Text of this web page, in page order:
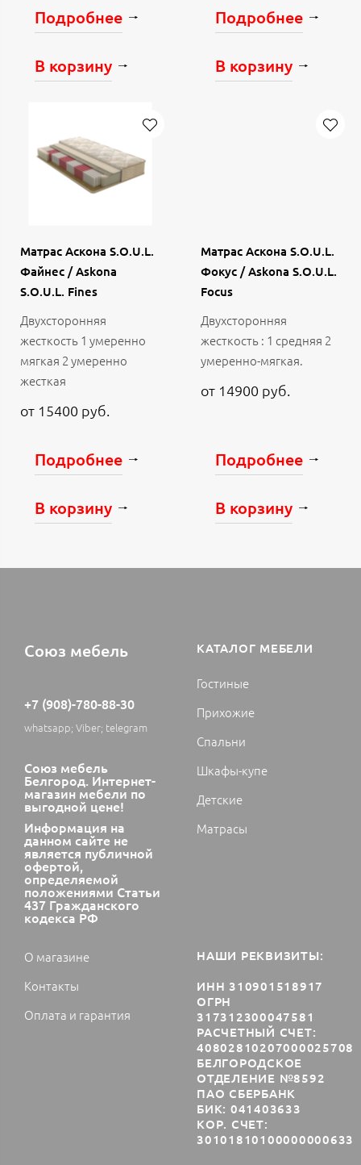
Подробнее
В корзину
Подробнее
В корзину
Матрас Аскона S.O.U.L.
Файнес / Askona
S.O.U.L. Fines
Двухсторонняя
жесткость 1 умеренно
мягкая 2 умеренно
жесткая
от 15400 руб.
Подробнее
В корзину
Матрас Аскона S.O.U.L.
Фокус / Askona S.O.U.L.
Focus
Двухсторонняя
жесткость : 1 средняя 2
умеренно-мягкая.
от 14900 руб.
Подробнее
В корзину
Союз мебель
+7 (908)-780-88-30
whatsapp; Viber; telegram
Союз мебель
Белгород. Интернет-
магазин мебели по
выгодной цене!
Информация на
данном сайте не
является публичной
офертой,
определяемой
положениями Статьи
437 Гражданского
кодекса РФ
КАТАЛОГ МЕБЕЛИ
Гостиные
Прихожие
Спальни
Шкафы-купе
Детские
Матрасы
О магазине
Контакты
Оплата и гарантия
НАШИ РЕКВИЗИТЫ:
ИНН 310901518917
ОГРН
317312300047581
РАСЧЕТНЫЙ СЧЕТ:
40802810207000025708
БЕЛГОРОДСКОЕ
ОТДЕЛЕНИЕ №8592
ПАО СБЕРБАНК
БИК: 041403633
КОР. СЧЕТ:
30101810100000000633